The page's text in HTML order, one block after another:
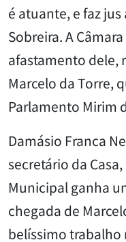
é atuante, e faz
Sobreira. A
afastamento dele,
Marcelo da Torre,
Parlamento Mirim
Damásio Franca
secretário da
Municipal ganha
chegada de
belíssimo trabalho